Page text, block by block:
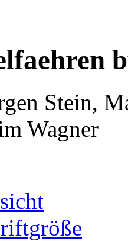
Stein,
Wagner